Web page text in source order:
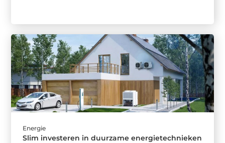
Energie
Slim investeren in duurzame energietechnieken